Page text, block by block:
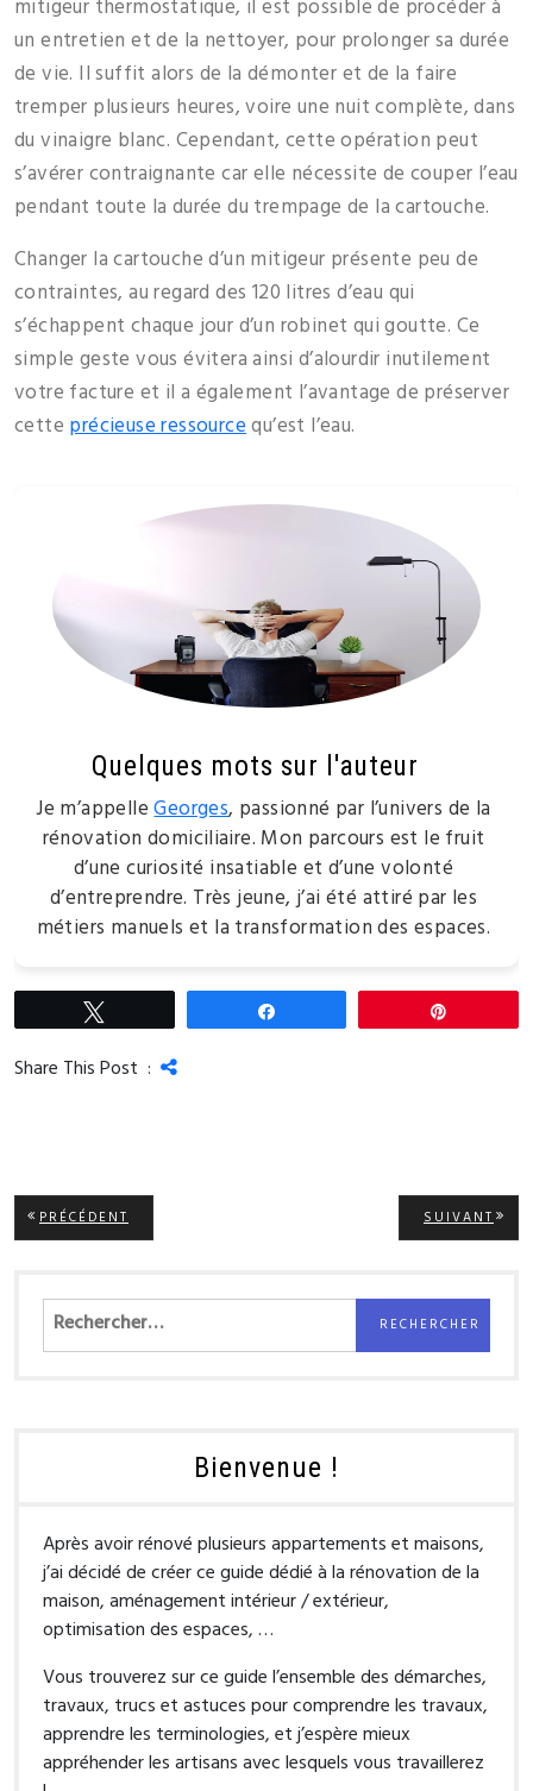
mitigeur thermostatique, il est possible de procéder à
un entretien et de la nettoyer, pour prolonger sa durée
de vie. Il suffit alors de la démonter et de la faire
tremper plusieurs heures, voire une nuit complète, dans
du vinaigre blanc. Cependant, cette opération peut
s’avérer contraignante car elle nécessite de couper l’eau
pendant toute la durée du trempage de la cartouche.
Changer la cartouche d’un mitigeur présente peu de
contraintes, au regard des 120 litres d’eau qui
s’échappent chaque jour d’un robinet qui goutte. Ce
simple geste vous évitera ainsi d’alourdir inutilement
votre facture et il a également l’avantage de préserver
cette précieuse ressourcequ’est l’eau.
Quelques mots sur l'auteur
Je m’appelleGeorges, passionné par l’univers de la
rénovation domiciliaire. Mon parcours est le fruit
d’une curiosité insatiable et d’une volonté
d’entreprendre. Très jeune, j’ai été attiré par les
métiers manuels et la transformation des espaces.
Share This Post :
Navigation
de
PRÉCÉDENT SUIVANT
Rechercher :
Bienvenue !
Après avoir rénové plusieurs appartements et maisons,
j’ai décidé de créer ce guide dédié à la rénovation de la
maison, aménagement intérieur / extérieur,
optimisation des espaces, …
Vous trouverez sur ce guide l’ensemble des démarches,
travaux, trucs et astuces pour comprendre les travaux,
apprendre les terminologies, et j’espère mieux
appréhender les artisans avec lesquels vous travaillerez